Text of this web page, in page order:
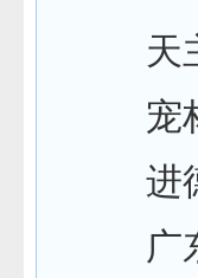
天主
宠林
进德
广东